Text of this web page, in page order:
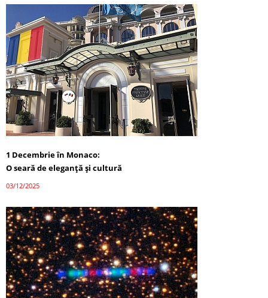
1 Decembrie în Monaco:
O seară de eleganță și cultură
03/12/2025